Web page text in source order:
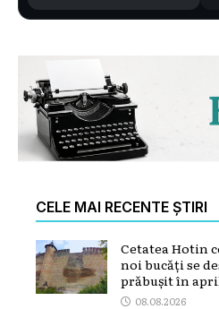
CELE MAI RECENTE ȘTIRI
Cetatea Hotin
noi bucăți se
prăbușit în
08.08.2026